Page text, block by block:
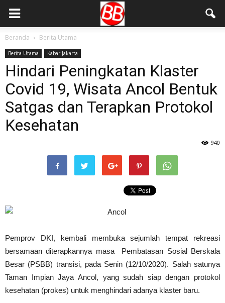
Beranda Berita Utama
Berita Utama Kabar Jakarta
Hindari Peningkatan Klaster
Covid 19, Wisata Ancol Bentuk
Satgas dan Terapkan Protokol
Kesehatan
940
Pemprov DKI, kembali membuka sejumlah tempat rekreasi
bersamaan diterapkannya masa Pembatasan Sosial Berskala
Besar (PSBB) transisi, pada Senin (12/10/2020). Salah satunya
Taman Impian Jaya Ancol, yang sudah siap dengan protokol
kesehatan (prokes) untuk menghindari adanya klaster baru.